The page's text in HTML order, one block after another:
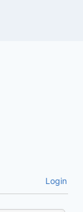
Login